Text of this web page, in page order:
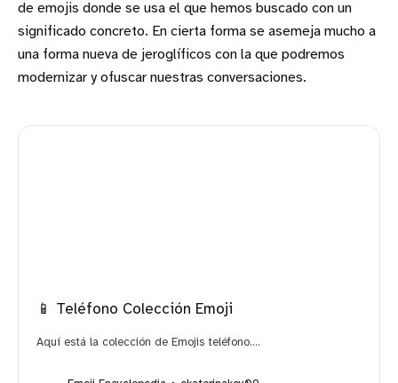
de emojis donde se usa el que hemos buscado con un
significado concreto. En cierta forma se asemeja mucho a
una forma nueva de jeroglíficos con la que podremos
modernizar y ofuscar nuestras conversaciones.
📱 Teléfono Colección Emoji
Aquí está la colección de Emojis teléfono....